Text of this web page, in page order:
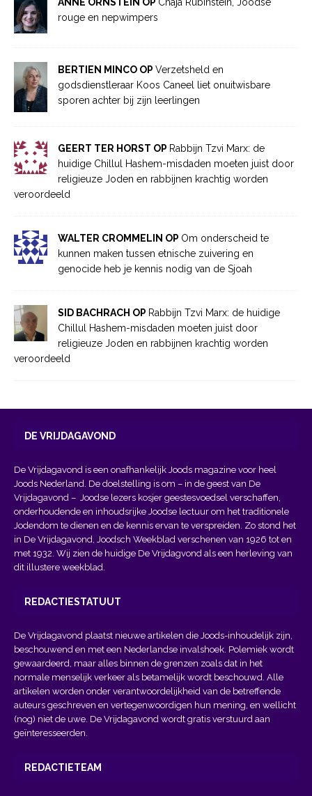
rouge en nepwimpers
BERTIEN MINCO OP Verzetsheld en
godsdienstleraar Koos Caneel liet onuitwisbare
sporen achter bij zijn leerlingen
GEERT TER HORST OP Rabbijn Tzvi Marx: de
huidige Chillul Hashem-misdaden moeten juist door
religieuze Joden en rabbijnen krachtig worden
veroordeeld
WALTER CROMMELIN OP Om onderscheid te
kunnen maken tussen etnische zuivering en
genocide heb je kennis nodig van de Sjoah
SID BACHRACH OP Rabbijn Tzvi Marx: de huidige
Chillul Hashem-misdaden moeten juist door
religieuze Joden en rabbijnen krachtig worden
veroordeeld
DE VRIJDAGAVOND
De Vrijdagavond is een onafhankelijk Joods magazine voor heel
Joods Nederland. De doelstelling is om – in de geest van De
Vrijdagavond – Joodse lezers kosjer geestesvoedsel verschaffen,
onderhoudende en inhoudsrijke Joodse lectuur om het traditionele
Jodendom te dienen en de kennis ervan te verspreiden. Zo stond het
in De Vrijdagavond, Joodsch Weekblad verschenen van 1926 tot en
met 1932. Wij zien de huidige De Vrijdagvond als een herleving van
dit illustere weekblad.
REDACTIESTATUUT
De Vrijdagavond plaatst nieuwe artikelen die Joods-inhoudelijk zijn,
beschouwend en met een Nederlandse invalshoek. Polemiek wordt
gewaardeerd, maar alles binnen de grenzen zoals dat in het
normale menselijk verkeer als betamelijk wordt beschouwd. Alle
artikelen worden onder verantwoordelijkheid van de betreffende
auteurs geschreven en vertegenwoordigen hun mening, en wellicht
(nog) niet de uwe. De Vrijdagavond wordt gratis verstuurd aan
geïnteresseerden.
REDACTIETEAM